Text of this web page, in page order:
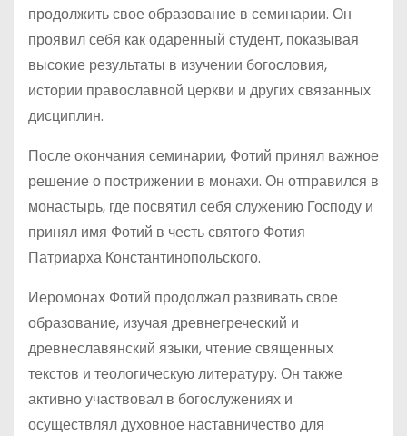
продолжить свое образование в семинарии. Он
проявил себя как одаренный студент, показывая
высокие результаты в изучении богословия,
истории православной церкви и других связанных
дисциплин.
После окончания семинарии, Фотий принял важное
решение о пострижении в монахи. Он отправился в
монастырь, где посвятил себя служению Господу и
принял имя Фотий в честь святого Фотия
Патриарха Константинопольского.
Иеромонах Фотий продолжал развивать свое
образование, изучая древнегреческий и
древнеславянский языки, чтение священных
текстов и теологическую литературу. Он также
активно участвовал в богослужениях и
осуществлял духовное наставничество для